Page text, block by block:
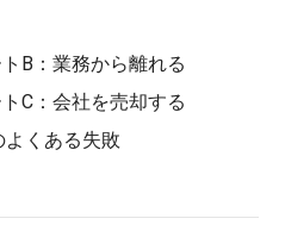
B：業務から離れる
C：会社を売却する
よくある失敗